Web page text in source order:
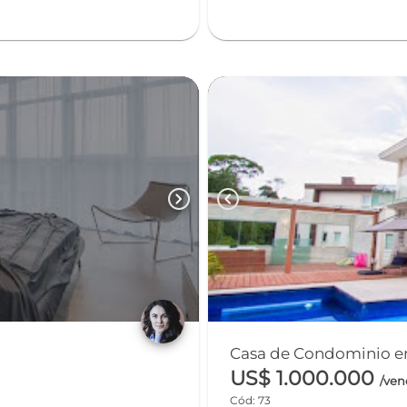
chevron_right chevron_left
Casa de Condominio
US$ 1.000.000/
Cód: 73